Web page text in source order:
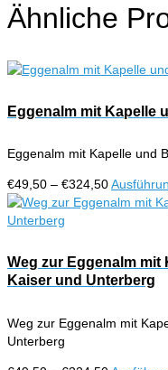
Reit
Wahrzeichen
Ähnliche
Eggenalm mit Kapelle
Eggenalm mit Kapelle und
€49,50 – €324,50
€49,50
Weg zur Eggenalm mit
Kaiser und Unterberg
Weg zur Eggenalm mit
Unterberg